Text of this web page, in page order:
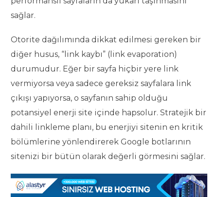
sağlar.
Otorite dağılımında dikkat edilmesi gereken bir
diğer husus, “link kaybı” (link evaporation)
durumudur. Eğer bir sayfa hiçbir yere link
vermiyorsa veya sadece gereksiz sayfalara link
çıkışı yapıyorsa, o sayfanın sahip olduğu
potansiyel enerji site içinde hapsolur. Stratejik bir
dahili linkleme planı, bu enerjiyi sitenin en kritik
bölümlerine yönlendirerek Google botlarının
sitenizi bir bütün olarak değerli görmesini sağlar.